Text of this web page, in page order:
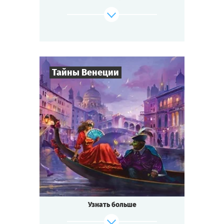
Будь готов к приключениям, если ты...
где-то на Диком Западе!
Cыграть Смотреть сценарий
Тайны Венеции
Игроков 8-
Время игры 2-3 ч.
Тематика Интриги
Тип квеста Квестория
Кто не слышал о знаменитом
Венецианском бале?
Ночь расцвечена фейерверками, играют
Узнать больше